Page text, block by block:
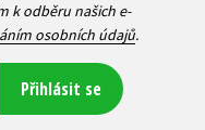
k odběru našich e-
osobních údajů.
Přihlásit se